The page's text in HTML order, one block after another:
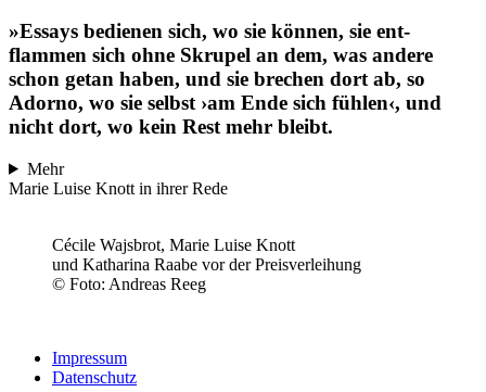
»Essays bedienen sich, wo sie können, sie ent­
flammen sich ohne Skrupel an dem, was andere
schon getan haben, und sie brechen dort ab, so
Adorno, wo sie selbst ›am Ende sich fühlen‹, und
nicht dort, wo kein Rest mehr bleibt.
Mehr
Marie Luise Knott in ihrer Rede
Cécile Wajsbrot, Marie Luise Knott
und Katharina Raabe vor der Preisverleihung
© Foto: Andreas Reeg
Impressum
Datenschutz